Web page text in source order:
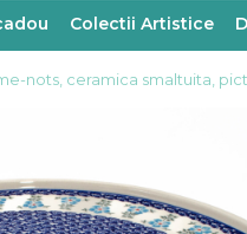
Colectii Artistice
nots, ceramica smaltuita,